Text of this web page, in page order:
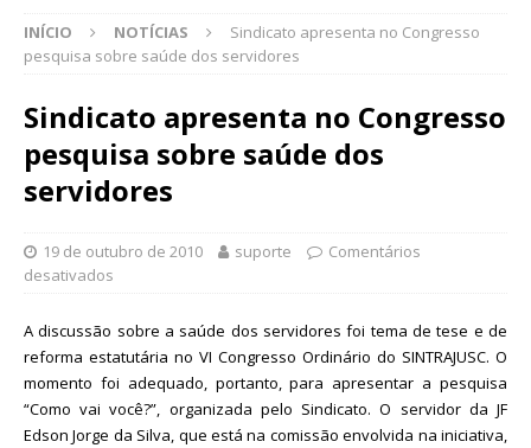
INÍCIO NOTÍCIAS
Sindicato apresenta no Congresso
pesquisa sobre saúde dos servidores
Sindicato apresenta no Congresso
pesquisa sobre saúde dos
servidores
19 de outubro de 2010 suporte
Comentários
desativados
A discussão sobre a saúde dos servidores foi tema de tese e de
reforma estatutária no VI Congresso Ordinário do SINTRAJUSC. O
momento foi adequado, portanto, para apresentar a pesquisa
“Como vai você?”, organizada pelo Sindicato. O servidor da JF
Edson Jorge da Silva, que está na comissão envolvida na iniciativa,